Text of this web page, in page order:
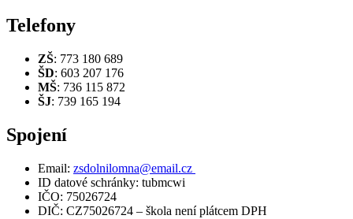
Telefony
ZŠ: 773 180 689
ŠD: 603 207 176
MŠ: 736 115 872
ŠJ: 739 165 194
Spojení
Email: zsdolnilomna@email.cz
ID datové schránky: tubmcwi
IČO: 75026724
DIČ: CZ75026724 – škola není plátcem DPH